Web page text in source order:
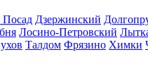
Посад Дзержинский
Лосино-Петровский
Талдом Фрязино Химки